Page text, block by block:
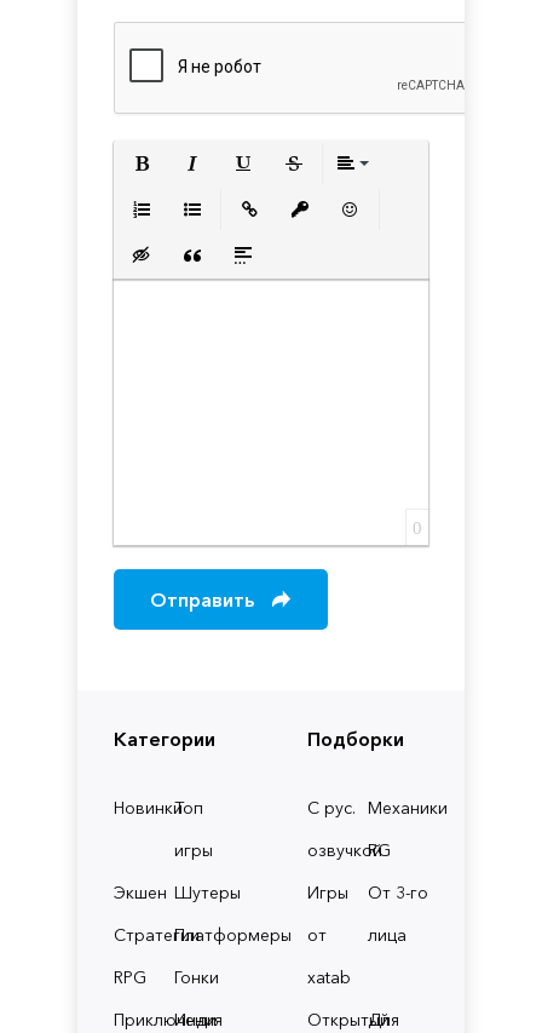
Категории
НовинкиТоп
игры
Экшен Шутеры
СтратегииПлатформеры
RPG
Гонки
Приключения
Инди
Подборки
С рус.
озвучкой
Механики
RG
Игры
от
xatab
От 3-го
лица
Открытый
Для
Вставка скрытого текста
Вставка цитаты
Вставка спойлера
0
Отправить